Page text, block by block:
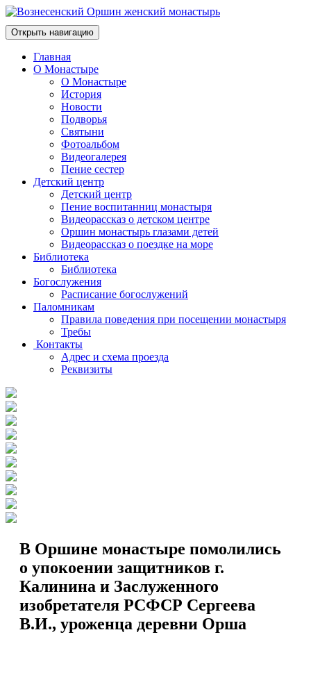
Открыть навигацию
Главная
О Монастыре
О Монастыре
История
Новости
Подворья
Святыни
Фотоальбом
Видеогалерея
Пение сестер
Детский центр
Детский центр
Пение воспитанниц монастыря
Видеорассказ о детском центре
Оршин монастырь глазами детей
Видеорассказ о поездке на море
Библиотека
Библиотека
Богослужения
Расписание богослужений
Паломникам
Правила поведения при посещении монастыря
Требы
Контакты
Адрес и схема проезда
Реквизиты
В Оршине монастыре помолились
о упокоении защитников г.
Калинина и Заслуженного
изобретателя РСФСР Сергеева
В.И., уроженца деревни Орша